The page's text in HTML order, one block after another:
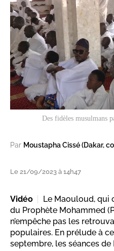
Des fidèles musulmans
Par Moustapha Cissé (Dakar,
Le 21/09/2023 à 14h47
Vidéo
Le Maouloud, qui
du Prophète Mohammed
n’empêche pas les
populaires. En prélude à
septembre, les séances